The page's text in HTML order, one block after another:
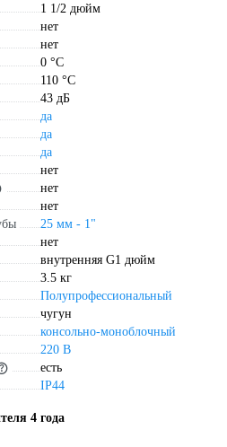
1 1/2 дюйм
нет
нет
0 °С
110 °С
43 дБ
да
да
да
нет
нет
нет
25 мм - 1"
нет
внутренняя G1 дюйм
3.5 кг
Полупрофессиональный
чугун
консольно-моноблочный
220 В
есть
IP44
4 года